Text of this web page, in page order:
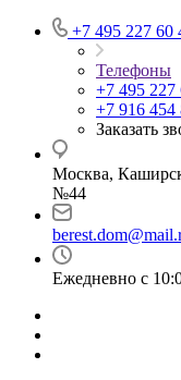
+7 495 227 60
Телефоны
+7 495 227
+7 916 454
Заказать
Москва,
№44
Ежедневно с